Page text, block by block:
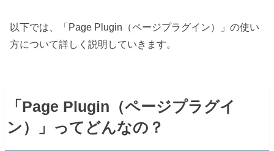
以下では、「Page Plugin（ページプラグイン）」の使い
方について詳しく説明していきます。
「Page Plugin（ページプラグイ
ン）」ってどんなの？